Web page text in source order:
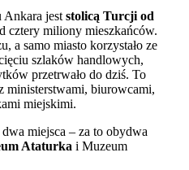
Ankara jest stolicą Turcji od
cztery miliony mieszkańców.
a samo miasto korzystało ze
szlaków handlowych,
przetrwało do dziś. To
ministerstwami, biurowcami,
miejskimi.
miejsca – za to obydwa
Ataturka i Muzeum